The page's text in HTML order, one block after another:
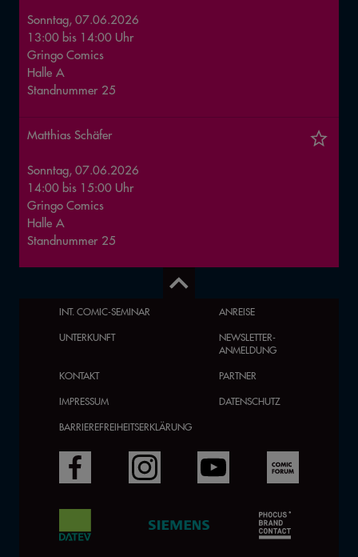
Sonntag, 07.06.2026
13:00 bis 14:00 Uhr
Gringo Comics
Halle A
Standnummer 25
Matthias Schäfer
Sonntag, 07.06.2026
14:00 bis 15:00 Uhr
Gringo Comics
Halle A
Standnummer 25
INT. COMIC-SEMINAR
ANREISE
UNTERKUNFT
NEWSLETTER-
ANMELDUNG
KONTAKT
PARTNER
IMPRESSUM
DATENSCHUTZ
BARRIEREFREIHEITSERKLÄRUNG